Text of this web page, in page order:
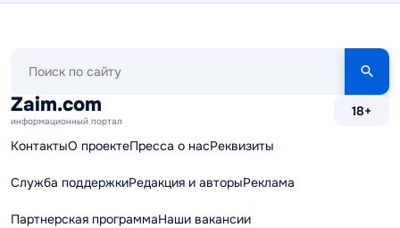
сайту
Zaim.com
информационный портал
18+
КонтактыО проектеПресса о насРеквизиты
Служба поддержкиРедакция и авторыРеклама
Партнерская программаНаши вакансии